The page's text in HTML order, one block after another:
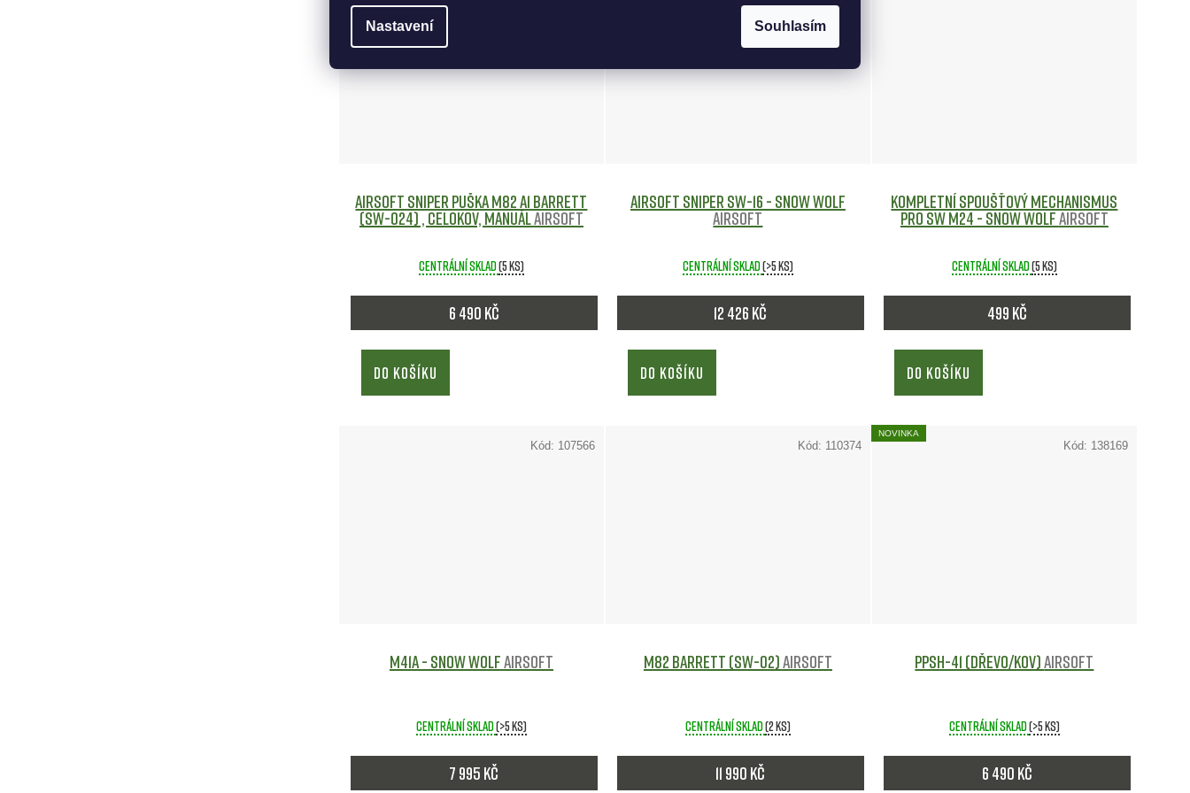
Nastavení Souhlasím
Airsoft sniper puška M82 A1 Barrett
(SW-024) , celokov, manuálAirsoft
Centrální sklad(5 ks)
6 490 Kč
DO KOŠÍKU
Airsoft sniper SW-16 - Snow Wolf
Airsoft
Centrální sklad(>5 ks)
12 426 Kč
DO KOŠÍKU
Kompletní spoušťový mechanismus
pro SW M24 - Snow WolfAirsoft
Centrální sklad(5 ks)
499 Kč
DO KOŠÍKU
M41A - Snow WolfAirsoft
Centrální sklad(>5 ks)
7 995 Kč
Kód: 107566
M82 BARRETT (SW-02)Airsoft
Centrální sklad(2 ks)
11 990 Kč
Kód: 110374
NOVINKA
PPSH-41 (dřevo/kov)Airsoft
Centrální sklad(>5 ks)
6 490 Kč
Kód: 138169